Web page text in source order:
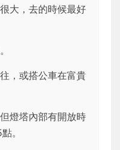
大，去的時候最好
，或搭公車在富貴
燈塔內部有開放時
。